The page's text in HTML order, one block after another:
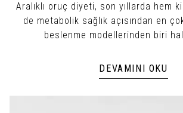
Aralıklı oruç diyeti, son yıllarda hem
de metabolik sağlık açısından en
beslenme modellerinden biri
DEVAMINI OKU